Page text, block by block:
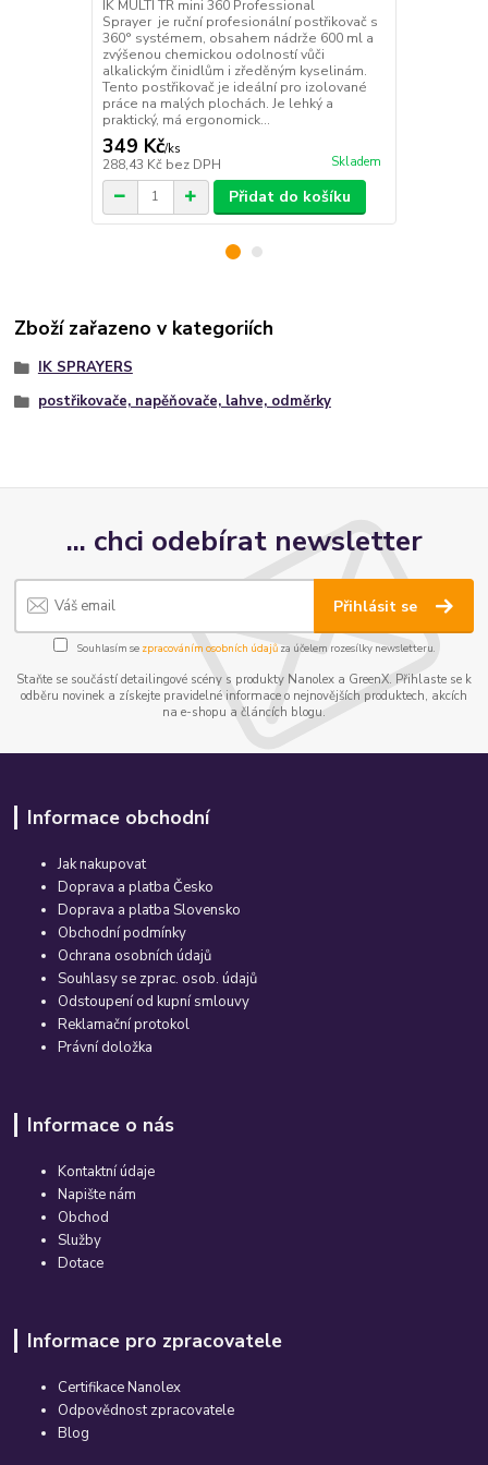
IK MULTI TR mini 360 Professional
Sprayer je ruční profesionální postřikovač s
360° systémem, obsahem nádrže 600 ml a
zvýšenou chemickou odolností vůči
alkalickým činidlům i zředěným kyselinám.
Tento postřikovač je ideální pro izolované
práce na malých plochách. Je lehký a
praktický, má ergonomick...
349 Kč/ks
288,43 Kč bez DPH Skladem
Přidat do košíku
Zboží zařazeno v kategoriích
IK SPRAYERS
postřikovače, napěňovače, lahve, odměrky
... chci odebírat newsletter
Přihlásit se
Souhlasím se zpracováním osobních údajůza účelem rozesílky newsletteru.
Staňte se součástí detailingové scény s produkty Nanolex a GreenX. Přihlaste se k
odběru novinek a získejte pravidelné informace o nejnovějších produktech, akcích
na e-shopu a článcích blogu.
Informace obchodní
Jak nakupovat
Doprava a platba Česko
Doprava a platba Slovensko
Obchodní podmínky
Ochrana osobních údajů
Souhlasy se zprac. osob. údajů
Odstoupení od kupní smlouvy
Reklamační protokol
Právní doložka
Informace o nás
Kontaktní údaje
Napište nám
Obchod
Služby
Dotace
Informace pro zpracovatele
Certifikace Nanolex
Odpovědnost zpracovatele
Blog